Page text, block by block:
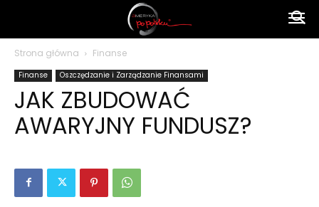
Strona główna Finanse
Finanse Oszczędzanie i Zarządzanie Finansami
JAK ZBUDOWAĆ
AWARYJNY FUNDUSZ?